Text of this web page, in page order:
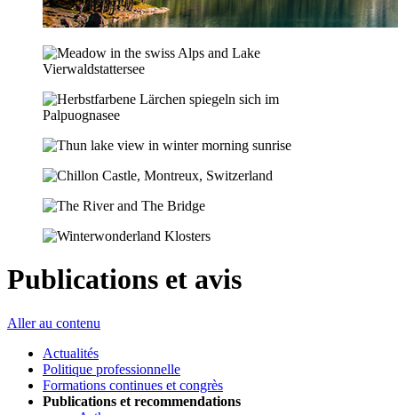
Publications et avis
Aller au contenu
Actualités
Politique professionnelle
Formations continues et congrès
Publications et recommendations